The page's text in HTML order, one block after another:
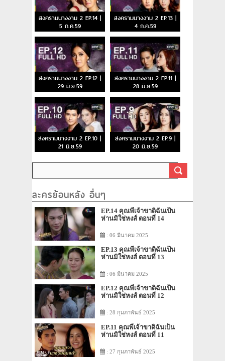
สงครามนางงาม 2 EP.14 |
5 ก.ค.59
สงครามนางงาม 2 EP.13 |
4 ก.ค.59
สงครามนางงาม 2 EP.12 |
29 มิ.ย.59
สงครามนางงาม 2 EP.11 |
28 มิ.ย.59
สงครามนางงาม 2 EP.10 |
21 มิ.ย.59
สงครามนางงาม 2 EP.9 |
20 มิ.ย.59
ละครย้อนหลัง อื่นๆ
EP.14 คุณพี่เจ้าขาดิฉันเป็น
ห่านมิใช่หงส์ ตอนที่ 14
: 06 มีนาคม 2025
EP.13 คุณพี่เจ้าขาดิฉันเป็น
ห่านมิใช่หงส์ ตอนที่ 13
: 06 มีนาคม 2025
EP.12 คุณพี่เจ้าขาดิฉันเป็น
ห่านมิใช่หงส์ ตอนที่ 12
: 28 กุมภาพันธ์ 2025
EP.11 คุณพี่เจ้าขาดิฉันเป็น
ห่านมิใช่หงส์ ตอนที่ 11
: 27 กุมภาพันธ์ 2025